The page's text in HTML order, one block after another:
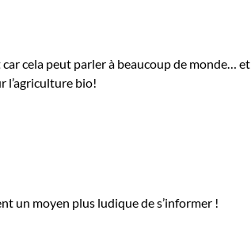
cela peut parler à beaucoup de monde… et
l’agriculture bio!
un moyen plus ludique de s’informer !